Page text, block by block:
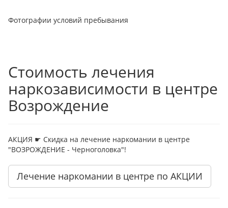
Фотографии условий пребывания
Стоимость лечения
наркозависимости в центре
Возрождение
АКЦИЯ ☛ Скидка на лечение наркомании в центре
"ВОЗРОЖДЕНИЕ - Черноголовка"!
Лечение наркомании в центре по АКЦИИ